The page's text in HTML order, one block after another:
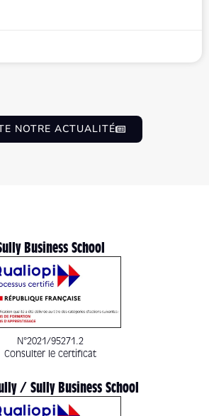
NOTRE ACTUALITÉ
Business School
N°2021/95271.2
Consulter le certificat
/ Sully Business School